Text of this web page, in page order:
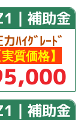
｜補助金
ﾊｲｸﾞﾚｰﾄﾞ
質価格】
｜補助金